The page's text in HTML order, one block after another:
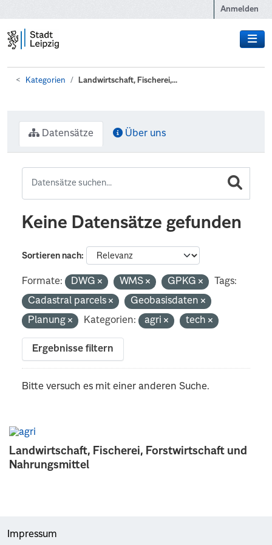
Anmelden
Kategorien Landwirtschaft, Fischerei,...
Landwirtschaft, Fischerei, Forstwirtschaft und
Nahrungsmittel
Datensätze Über uns
Keine Datensätze gefunden
Sortieren nach
Formate: DWG WMS GPKG
Tags:
Cadastral parcels
Geobasisdaten
Planung
Kategorien: agri tech
Ergebnisse filtern
Bitte versuch es mit einer anderen Suche.
Impressum